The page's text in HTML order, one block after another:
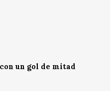
un gol de mitad